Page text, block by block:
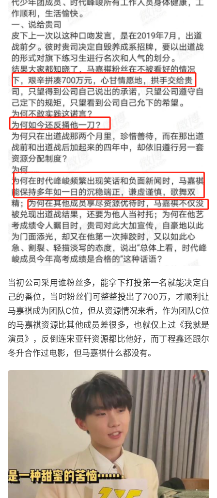
当初公司采用谁粉丝多，能拿下打投第一名就能决定自
己的番位，当时粉丝们可整整投出了700万，才顺利让
马嘉祺成为团队C位，但从资源情况来看，作为团队C位
的马嘉祺资源比其他成员差很多，也就仅上过《我就是
演员》，反倒连宋亚轩资源都比他好，而丁程鑫还跟尔
冬升合作过电影，但马嘉祺什么都没有。